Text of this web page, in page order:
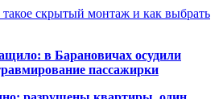
скрытый монтаж и как выбрать
в Барановичах осудили
пассажирки